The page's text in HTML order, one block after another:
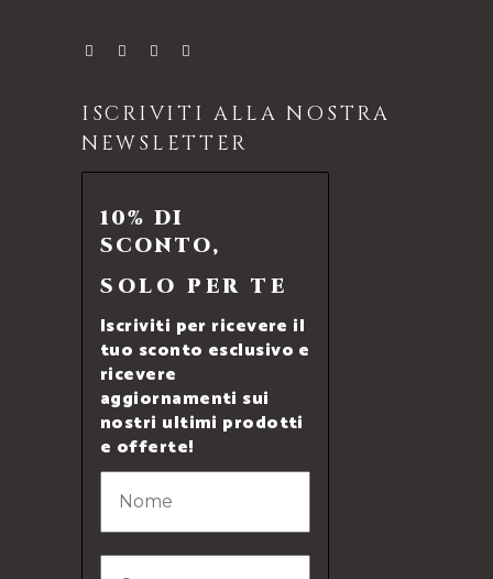
ISCRIVITI ALLA NOSTRA
NEWSLETTER
10% DI
SCONTO,
SOLO PER TE
Iscriviti per ricevere il
tuo sconto esclusivo e
ricevere
aggiornamenti sui
nostri ultimi prodotti
e offerte!